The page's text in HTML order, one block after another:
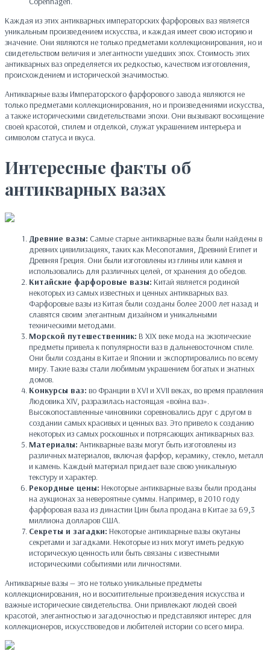
Каждая из этих антикварных императорских фарфоровых ваз является
уникальным произведением искусства, и каждая имеет свою историю и
значение. Они являются не только предметами коллекционирования, но и
свидетельством величия и элегантности ушедших эпох. Стоимость этих
антикварных ваз определяется их редкостью, качеством изготовления,
происхождением и исторической значимостью.
Антикварные вазы Императорского фарфорового завода являются не
только предметами коллекционирования, но и произведениями искусства,
а также историческими свидетельствами эпохи. Они вызывают восхищение
своей красотой, стилем и отделкой, служат украшением интерьера и
символом статуса и вкуса.
Интересные факты об
антикварных вазах
Древние вазы: Самые старые антикварные вазы были найдены в
древних цивилизациях, таких как Месопотамия, Древний Египет и
Древняя Греция. Они были изготовлены из глины или камня и
использовались для различных целей, от хранения до обедов.
Китайские фарфоровые вазы: Китай является родиной
некоторых из самых известных и ценных антикварных ваз.
Фарфоровые вазы из Китая были созданы более 2000 лет назад и
славятся своим элегантным дизайном и уникальными
техническими методами.
Морской путешественник: В XIX веке мода на экзотические
предметы привела к популярности ваз в дальневосточном стиле.
Они были созданы в Китае и Японии и экспортировались по всему
миру. Такие вазы стали любимым украшением богатых и знатных
домов.
Конкурсы ваз: во Франции в XVI и XVII веках, во время правления
Людовика XIV, разразилась настоящая «война ваз».
Высокопоставленные чиновники соревновались друг с другом в
создании самых красивых и ценных ваз. Это привело к созданию
некоторых из самых роскошных и потрясающих антикварных ваз.
Материалы: Антикварные вазы могут быть изготовлены из
различных материалов, включая фарфор, керамику, стекло, металл
и камень. Каждый материал придает вазе свою уникальную
текстуру и характер.
Рекордные цены: Некоторые антикварные вазы были проданы
на аукционах за невероятные суммы. Например, в 2010 году
фарфоровая ваза из династии Цин была продана в Китае за 69,3
миллиона долларов США.
Секреты и загадки: Некоторые антикварные вазы окутаны
секретами и загадками. Некоторые из них могут иметь редкую
историческую ценность или быть связаны с известными
историческими событиями или личностями.
Антикварные вазы — это не только уникальные предметы
коллекционирования, но и восхитительные произведения искусства и
важные исторические свидетельства. Они привлекают людей своей
красотой, элегантностью и загадочностью и представляют интерес для
коллекционеров, искусствоведов и любителей истории со всего мира.